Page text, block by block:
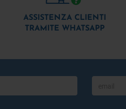
ASSISTENZA CLIENTI
TRAMITE WHATSAPP